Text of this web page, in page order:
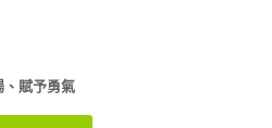
、賦予勇氣